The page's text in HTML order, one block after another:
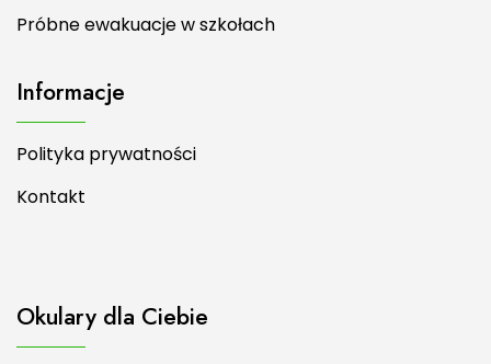
Próbne ewakuacje w szkołach
Informacje
Polityka prywatności
Kontakt
Okulary dla Ciebie